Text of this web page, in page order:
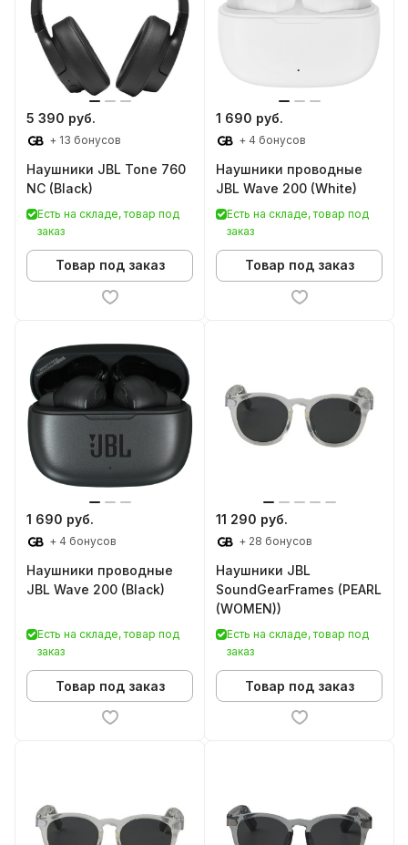
5 390 руб.
+ 13 бонусов
Наушники JBL Tone 760
NC (Black)
Есть на складе, товар под
заказ
Товар под заказ
1 690 руб.
+ 4 бонусов
Наушники проводные
JBL Wave 200 (White)
Есть на складе, товар под
заказ
Товар под заказ
1 690 руб.
+ 4 бонусов
Наушники проводные
JBL Wave 200 (Black)
Есть на складе, товар под
заказ
Товар под заказ
11 290 руб.
+ 28 бонусов
Наушники JBL
SoundGearFrames (PEARL
(WOMEN))
Есть на складе, товар под
заказ
Товар под заказ